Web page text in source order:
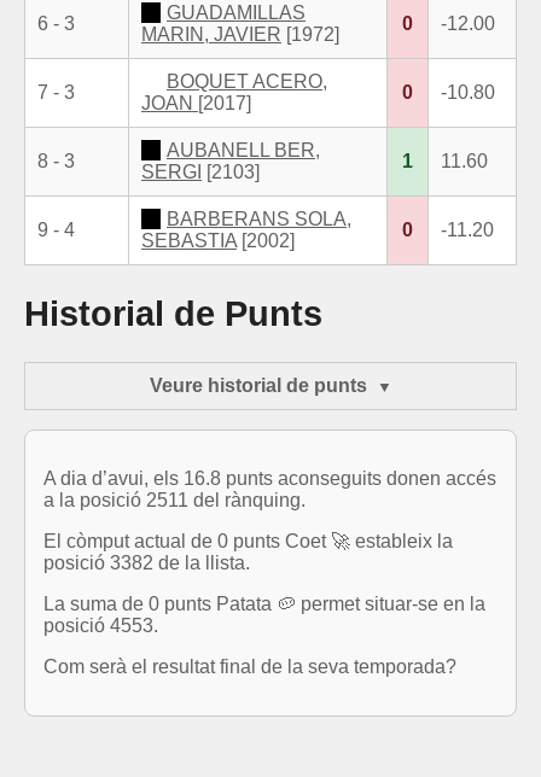
6 - 3
GUADAMILLAS
MARIN, JAVIER [1972]
0 -12.00
7 - 3
BOQUET ACERO,
JOAN [2017]
0 -10.80
8 - 3
AUBANELL BER,
SERGI [2103]
1 11.60
9 - 4
BARBERANS SOLA,
SEBASTIA [2002]
0 -11.20
Historial de Punts
Veure historial de punts
A dia d’avui, els 16.8 punts aconseguits donen accés
a la posició 2511 del rànquing.
El còmput actual de 0 punts Coet 🚀 estableix la
posició 3382 de la llista.
La suma de 0 punts Patata 🥔 permet situar-se en la
posició 4553.
Com serà el resultat final de la seva temporada?